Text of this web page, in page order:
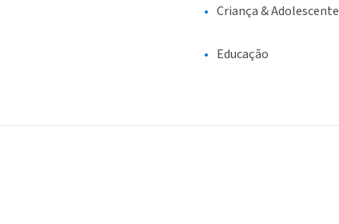
Criança & Adolescente
Educação